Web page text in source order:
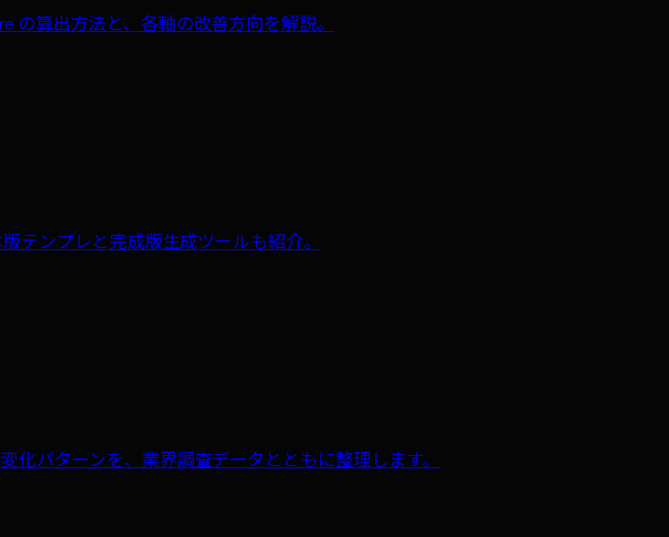
算出方法と、各軸の改善方向を解説。
テンプレと完成版生成ツールも紹介。
パターンを、業界調査データとともに整理します。